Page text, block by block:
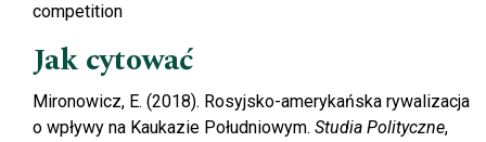
competition
Jak cytować
Mironowicz, E. (2018). Rosyjsko-amerykańska rywalizacja
o wpływy na Kaukazie Południowym. Studia Polityczne,